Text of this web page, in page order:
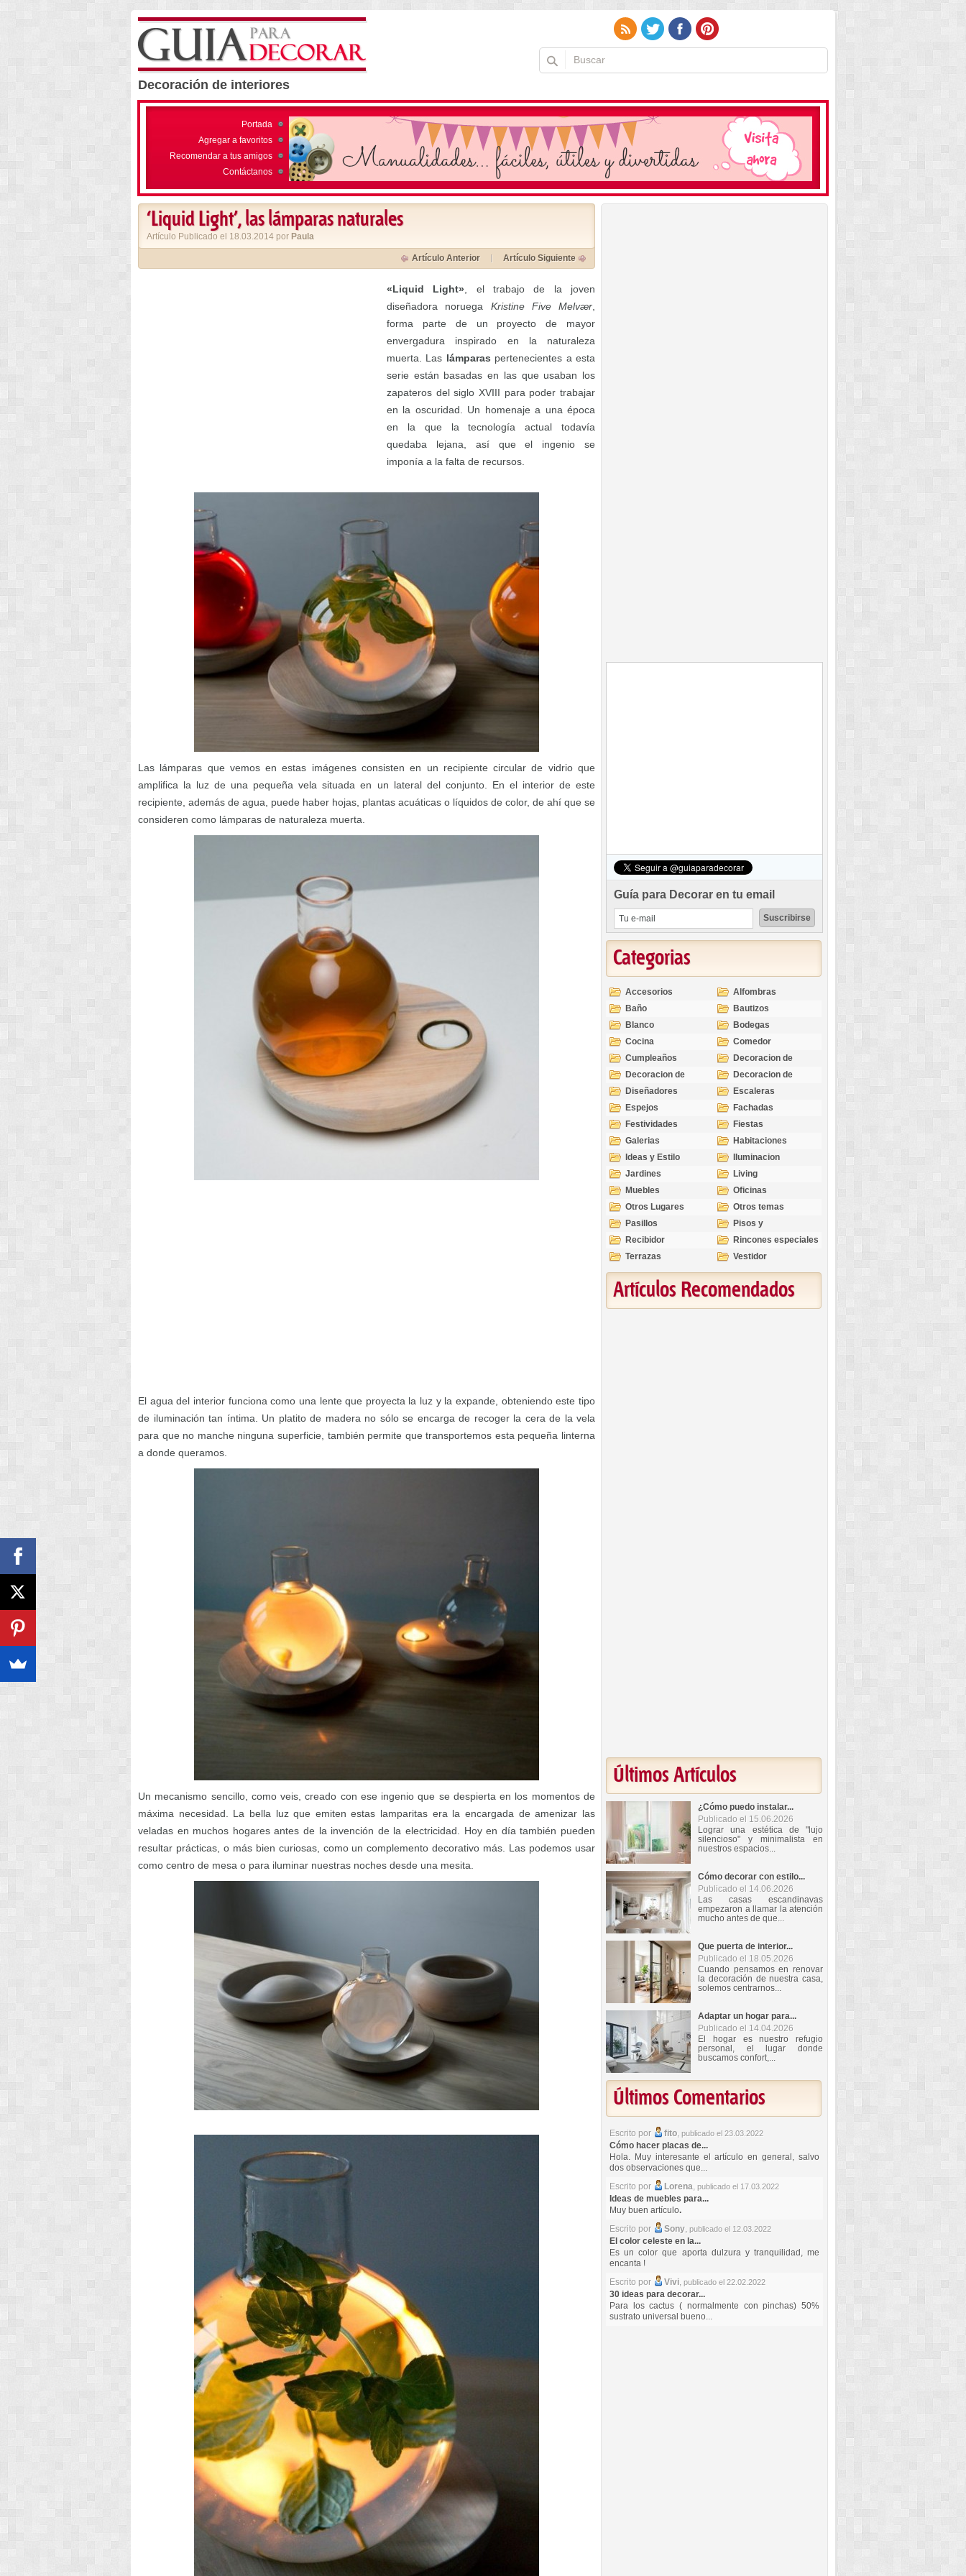
Decoración de interiores
Portada
Agregar a favoritos
Recomendar a tus amigos
Contáctanos
‘Liquid Light’, las lámparas naturales
Artículo Publicado el 18.03.2014 por Paula
Artículo Anterior Artículo Siguiente
«Liquid Light» , el trabajo de la joven
diseñadora noruega Kristine Five Melvær
forma parte de un proyecto de mayor
envergadura inspirado en la naturaleza
muerta. Las lámparas pertenecientes a esta
serie están basadas en las que usaban los
zapateros del siglo XVIII para poder trabajar
en la oscuridad. Un homenaje a una época
en la que la tecnología actual todavía
quedaba lejana, así que el ingenio se
imponía a la falta de recursos.
Las lámparas que vemos en estas imágenes consisten en un recipiente circular de vidrio que
amplifica la luz de una pequeña vela situada en un lateral del conjunto. En el interior de este
recipiente, además de agua, puede haber hojas, plantas acuáticas o líquidos de color, de ahí que se
consideren como lámparas de naturaleza muerta.
El agua del interior funciona como una lente que proyecta la luz y la expande, obteniendo este tipo
de iluminación tan íntima. Un platito de madera no sólo se encarga de recoger la cera de la vela
para que no manche ninguna superficie, también permite que transportemos esta pequeña linterna
a donde queramos.
Un mecanismo sencillo, como veis, creado con ese ingenio que se despierta en los momentos de
máxima necesidad. La bella luz que emiten estas lamparitas era la encargada de amenizar las
veladas en muchos hogares antes de la invención de la electricidad. Hoy en día también pueden
resultar prácticas, o más bien curiosas, como un complemento decorativo más. Las podemos usar
como centro de mesa o para iluminar nuestras noches desde una mesita.
Guía para Decorar en tu email
Categorias
Accesorios
Alfombras
Baño
Bautizos
Blanco
Bodegas
Cocina
Comedor
Cumpleaños
Decoracion de
Exteriores
Decoracion de
Interiores
Decoracion de
Ocasiones
Diseñadores
Escaleras
Espejos
Fachadas
Festividades
Fiestas
Galerias
Habitaciones
Ideas y Estilo
Iluminacion
Jardines
Living
Muebles
Oficinas
Otros Lugares
Otros temas
Pasillos
Pisos y
revestimientos
Recibidor
Rincones especiales
Terrazas
Vestidor
Artículos Recomendados
Últimos Artículos
¿Cómo puedo instalar...
Publicado el 15.06.2026
Lograr una estética de "lujo
silencioso" y minimalista en
nuestros espacios...
Cómo decorar con estilo...
Publicado el 14.06.2026
Las casas escandinavas
empezaron a llamar la atención
mucho antes de que...
Que puerta de interior...
Publicado el 18.05.2026
Cuando pensamos en renovar
la decoración de nuestra casa,
solemos centrarnos...
Adaptar un hogar para...
Publicado el 14.04.2026
El hogar es nuestro refugio
personal, el lugar donde
buscamos confort,...
Últimos Comentarios
Escrito por fito, publicado el 23.03.2022
Cómo hacer placas de...
Hola. Muy interesante el artículo en general, salvo
dos observaciones que...
Escrito por
Lorena, publicado el 17.03.2022
Ideas de muebles para...
Muy buen artículo.
Escrito por
Sony, publicado el 12.03.2022
El color celeste en la...
Es un color que aporta dulzura y tranquilidad, me
encanta !
Escrito por
Vivi, publicado el 22.02.2022
30 ideas para decorar...
Para los cactus ( normalmente con pinchas) 50%
sustrato universal bueno...